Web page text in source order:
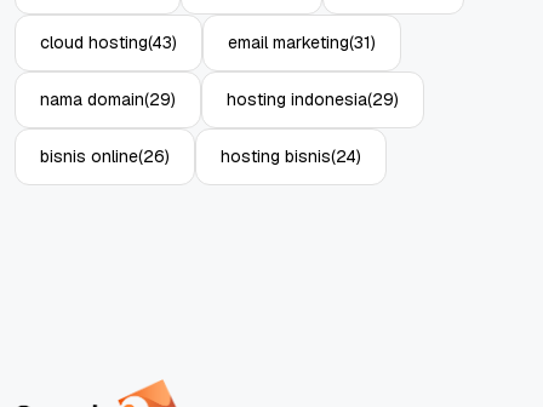
cloud hosting(43) email marketing(31)
nama domain(29) hosting indonesia(29)
bisnis online(26) hosting bisnis(24)